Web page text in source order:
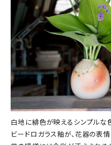
白地に緋色が映えるシンプルな
ビードロガラス釉が、花器の表